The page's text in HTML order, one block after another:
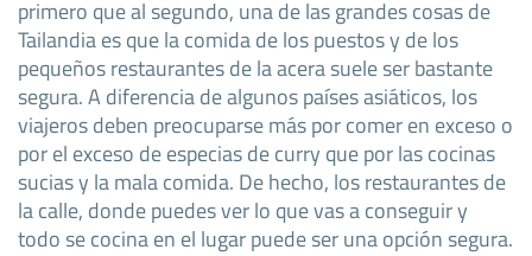
primero que al segundo, una de las grandes cosas de
Tailandia es que la comida de los puestos y de los
pequeños restaurantes de la acera suele ser bastante
segura. A diferencia de algunos países asiáticos, los
viajeros deben preocuparse más por comer en exceso o
por el exceso de especias de curry que por las cocinas
sucias y la mala comida. De hecho, los restaurantes de
la calle, donde puedes ver lo que vas a conseguir y
todo se cocina en el lugar puede ser una opción segura.